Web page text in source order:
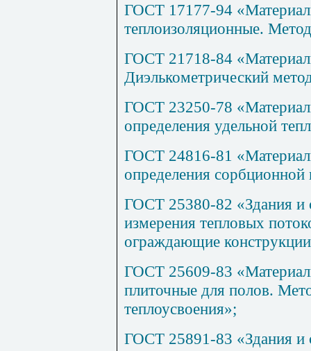
ГОСТ 17177-94
теплоизоляционные.
ГОСТ 21718-84
Диэлькометрический
ГОСТ 23250-78
определения удельной
ГОСТ 24816-81
определения сорбционной
ГОСТ 25380-82 «Здания и
измерения тепловых
ограждающие
ГОСТ 25609-83
плиточные для полов.
теплоусвоения»;
ГОСТ 25891-83 «Здания